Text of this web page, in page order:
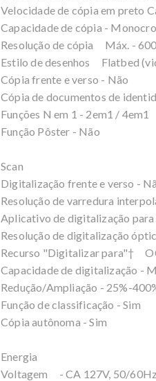
Velocidade de cópia em preto
Capacidade de cópia -
Resolução de cópia Máx. -
Estilo de desenhos Flatbed
Cópia frente e verso - Não
Cópia de documentos de
Funções N em 1 - 2em1 / 4em1
Função Pôster - Não
Scan
Digitalização frente e verso -
Resolução de varredura
Aplicativo de digitalização
Resolução de digitalização
Recurso "Digitalizar para"†
Capacidade de digitalização -
Redução/Ampliação - 25%-
Função de classificação - Sim
Cópia autônoma - Sim
Energia
Voltagem - CA 127V, 50/60Hz